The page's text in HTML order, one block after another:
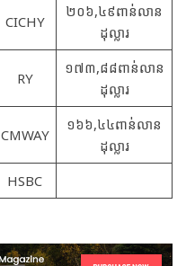
CICHY
២០៦,៤៩ពាន់លាន
ដុល្លារ
RY
១៧៣,៨៨ពាន់លាន
ដុល្លារ
CMWAY
១៦៦,៤៤ពាន់លាន
ដុល្លារ
HSBC